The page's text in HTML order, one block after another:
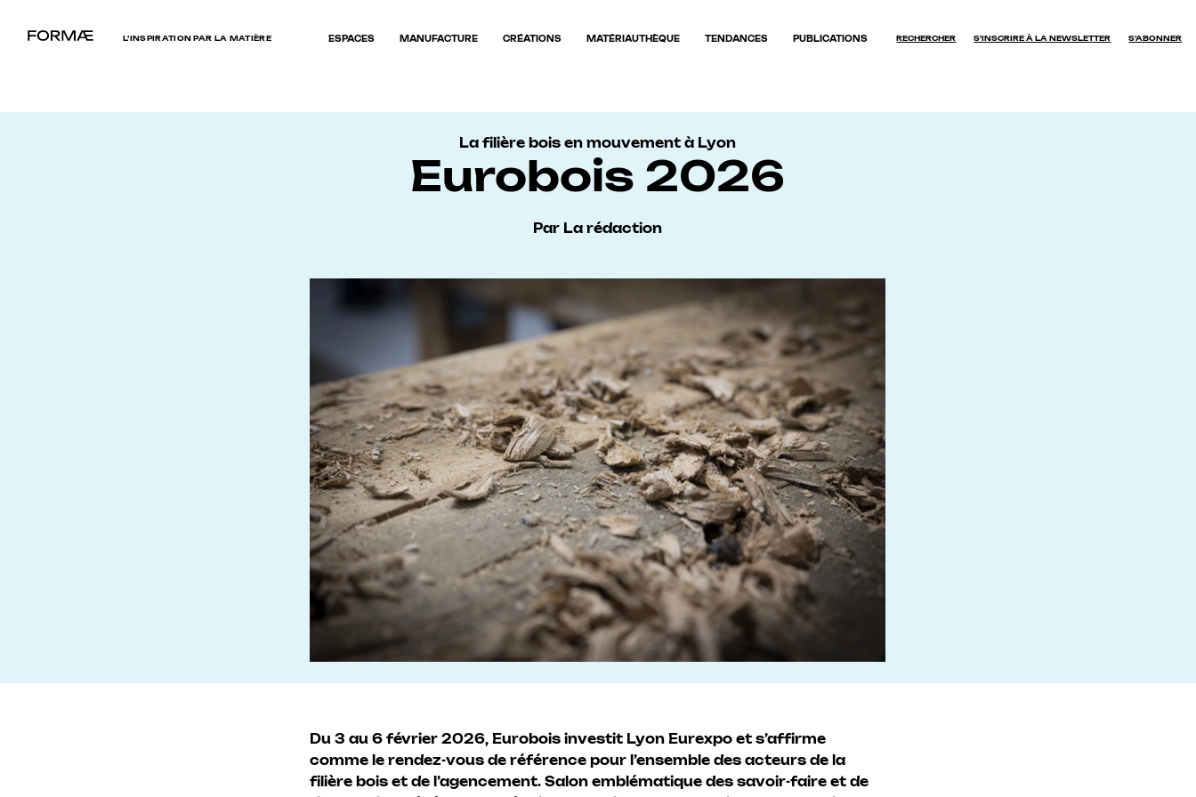
L’INSPIRATION PAR LA MATIÈRE ESPACES MANUFACTURE CRÉATIONS MATÉRIAUTHÈQUE TENDANCES PUBLICATIONS RECHERCHER S'INSCRIRE À LA NEWSLETTER S’ABONNER
La filière bois en mouvement à Lyon
Eurobois 2026
Par La rédaction
Du 3 au 6 février 2026, Eurobois investit Lyon Eurexpo et s’affirme
comme le rendez-vous de référence pour l’ensemble des acteurs de la
filière bois et de l’agencement. Salon emblématique des savoir-faire et de